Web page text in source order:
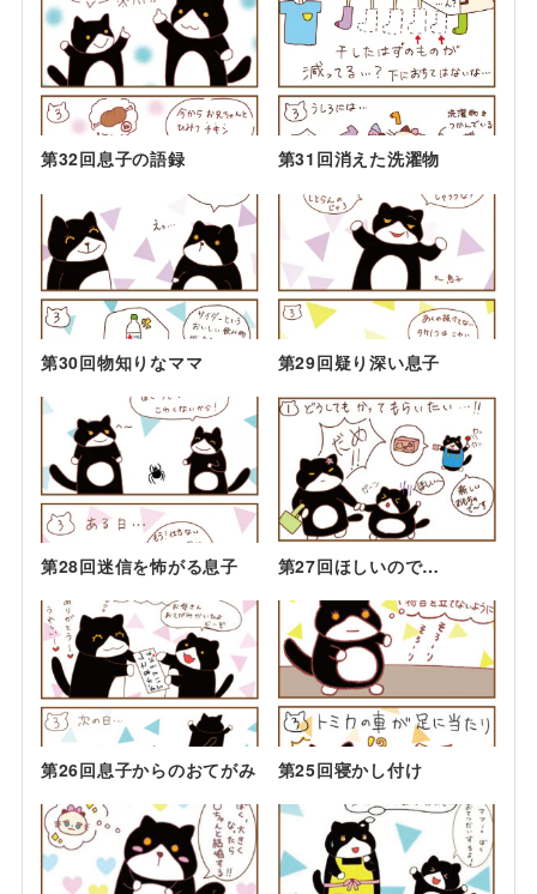
第32回息子の語録 第31回消えた洗濯物
第30回物知りなママ 第29回疑り深い息子
第28回迷信を怖がる息子 第27回ほしいので…
第26回息子からのおてがみ 第25回寝かし付け